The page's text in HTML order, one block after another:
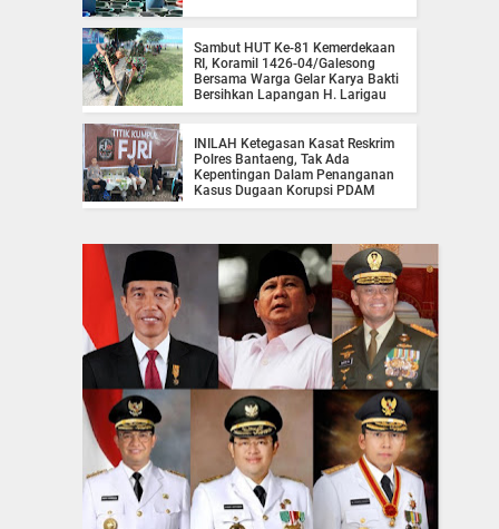
Sambut HUT Ke-81 Kemerdekaan
RI, Koramil 1426-04/Galesong
Bersama Warga Gelar Karya Bakti
Bersihkan Lapangan H. Larigau
INILAH Ketegasan Kasat Reskrim
Polres Bantaeng, Tak Ada
Kepentingan Dalam Penanganan
Kasus Dugaan Korupsi PDAM